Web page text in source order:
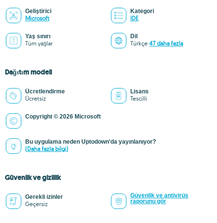
Geliştirici
Microsoft
Kategori
IDE
Yaş sınırı
Tüm yaşlar
Dil
Türkçe 47 daha fazla
Dağıtım modeli
Ücretlendirme
Ücretsiz
Lisans
Tescilli
Copyright © 2026 Microsoft
Bu uygulama neden Uptodown'da yayınlanıyor?
(Daha fazla bilgi)
Güvenlik ve gizlilik
Gerekli izinler
Geçersiz
Güvenlik ve antivirüs
raporunu gör